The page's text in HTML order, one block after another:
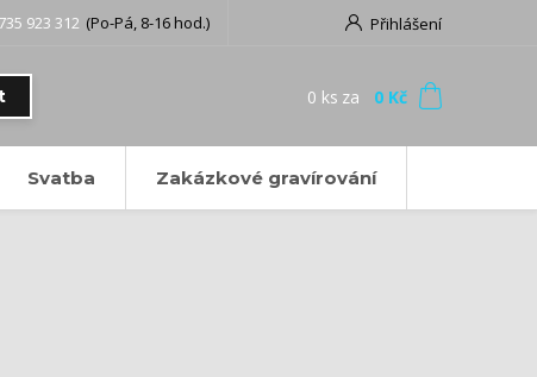
Přihlášení
923 312 (Po-Pá, 8-16 hod.)
0 ks za 0 Kč
Svatba Zakázkové gravírování